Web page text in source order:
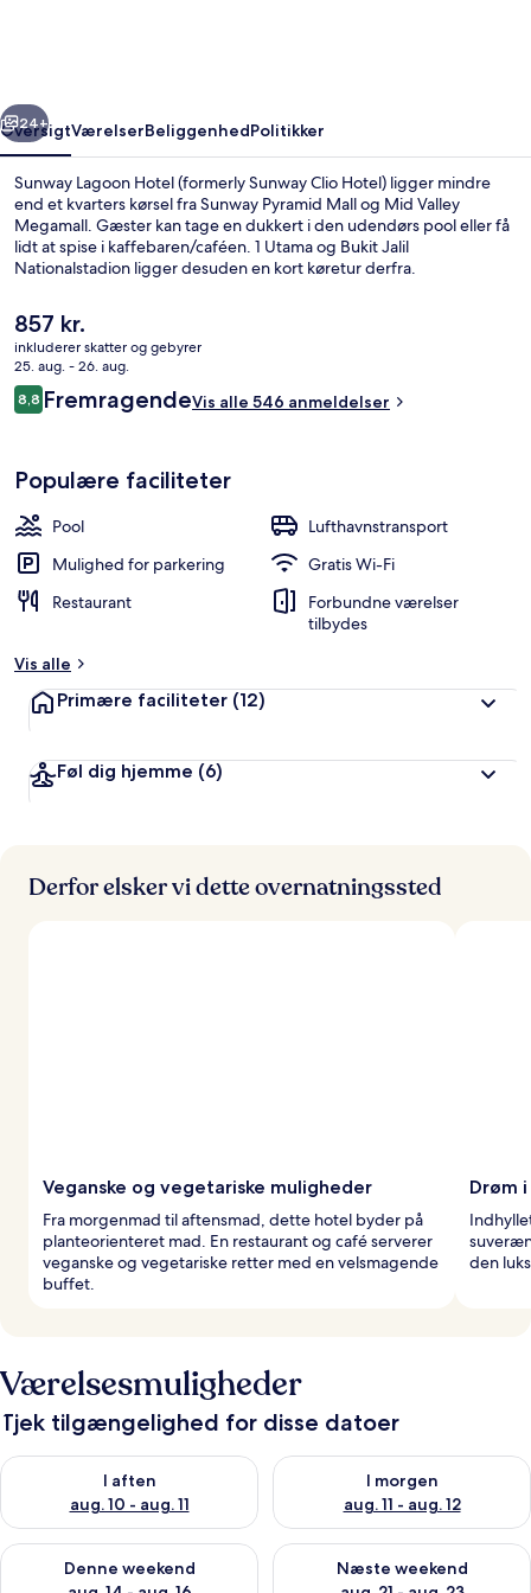
Hotel)
Næste
24+
OversigtVærelserBeliggenhedPolitikker
Sunway Lagoon Hotel (formerly Sunway Clio Hotel) ligger mindre
end et kvarters kørsel fra Sunway Pyramid Mall og Mid Valley
Megamall. Gæster kan tage en dukkert i den udendørs pool eller få
lidt at spise i kaffebaren/caféen. 1 Utama og Bukit Jalil
Nationalstadion ligger desuden en kort køretur derfra.
Den
nuværende
pris
er
857 kr.
857 kr.
inkluderer skatter og gebyrer
25. aug. - 26. aug.
Anmeldelser
8,88,8 ud af 10.
FremragendeVis alle 546 anmeldelser
Populære faciliteter
Pool
Lufthavnstransport
Mulighed for parkering
Gratis Wi-Fi
Restaurant
Forbundne værelser
tilbydes
Vis alle
Primære faciliteter (12)
Føl dig hjemme (6)
Derfor elsker vi dette overnatningssted
Veganske og vegetariske muligheder
Fra morgenmad til aftensmad, dette hotel byder på
planteorienteret mad. En restaurant og café serverer
veganske og vegetariske retter med en velsmagende
buffet.
Drøm i
den
Værelsesmuligheder
Tjek tilgængelighed for disse datoer
I aften
aug. 10 - aug. 11
Tjek tilgængelighed for i aften aug. 10 - aug. 11
I morgen
aug. 11 - aug. 12
Tjek tilgængelighed for i
Denne weekend
Tjek tilgængelighed for denne weekend aug. 14 - aug. 16
Næste weekend
Tjek tilgængelighed for næste